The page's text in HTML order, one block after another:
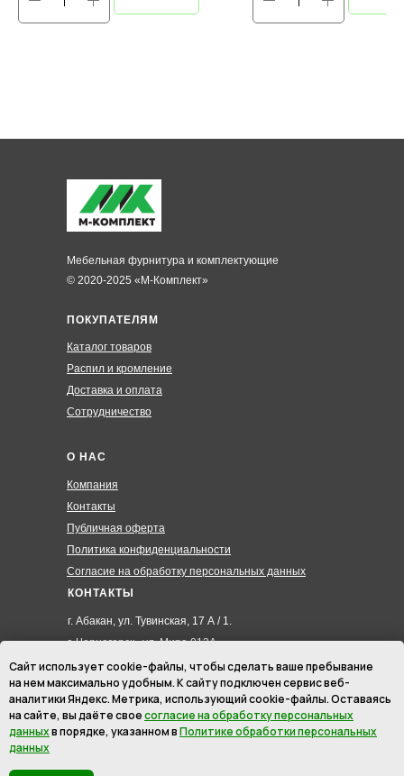
ПОКУПАТЕЛЯМ
Каталог товаров
Распил и кромление
Доставка и оплата
Сотрудничество
О НАС
Компания
Контакты
Публичная оферта
Политика конфиденциальности
Согласие на обработку персональных данных
КОНТАКТЫ
г. Абакан, ул. Тувинская, 17 А / 1.
г. Черногорск , ул. Мира 012А
8 (3902) 285-171
8 (908) 326-24-00
8 (902) 467-09-70
hmk19@mail.ru
© 2020-2025 «М-Комплект»
Мебельная фурнитура и комплектующие
Сайт использует cookie-файлы, чтобы сделать ваше пребывание
на нем максимально удобным. К cайту подключен сервис веб-
аналитики Яндекс. Метрика, использующий cookie-файлы. Оставаясь
на сайте, вы даёте своесогласие на обработку персональных
данныхв порядке, указанном вПолитике обработки персональных
данных